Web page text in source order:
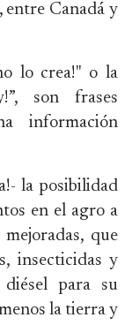
entre Canadá y
lo crea!" o la
son frases
información
la posibilidad
en el agro a
que
insecticidas y
para su
la tierra y